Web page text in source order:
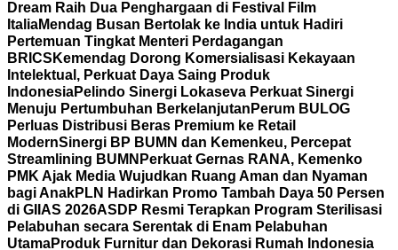
Dream Raih Dua Penghargaan di Festival Film
ItaliaMendag Busan Bertolak ke India untuk Hadiri
Pertemuan Tingkat Menteri Perdagangan
BRICS Kemendag Dorong Komersialisasi Kekayaan
Intelektual, Perkuat Daya Saing Produk
IndonesiaPelindo Sinergi Lokaseva Perkuat Sinergi
Menuju Pertumbuhan Berkelanjutan Perum BULOG
Perluas Distribusi Beras Premium ke Retail
ModernSinergi BP BUMN dan Kemenkeu, Percepat
Streamlining BUMN Perkuat Gernas RANA, Kemenko
PMK Ajak Media Wujudkan Ruang Aman dan Nyaman
bagi AnakPLN Hadirkan Promo Tambah Daya 50 Persen
di GIIAS 2026ASDP Resmi Terapkan Program Sterilisasi
Pelabuhan secara Serentak di Enam Pelabuhan
UtamaProduk Furnitur dan Dekorasi Rumah Indonesia